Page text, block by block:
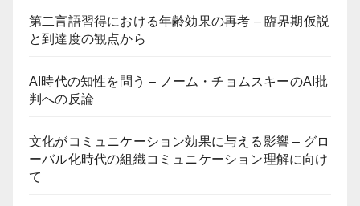
第二言語習得における年齢効果の再考 – 臨界期仮説
と到達度の観点から
AI時代の知性を問う – ノーム・チョムスキーのAI批
判への反論
文化がコミュニケーション効果に与える影響 – グロ
ーバル化時代の組織コミュニケーション理解に向け
て